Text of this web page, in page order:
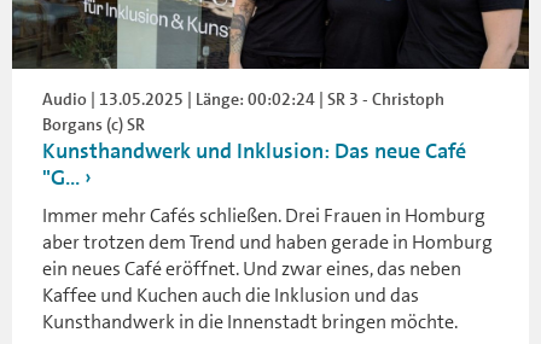
Audio | 13.05.2025 | Länge: 00:02:24 | SR 3 - Christoph
Borgans (c) SR
Kunsthandwerk und Inklusion: Das neue Café
"G...
Immer mehr Cafés schließen. Drei Frauen in Homburg
aber trotzen dem Trend und haben gerade in Homburg
ein neues Café eröffnet. Und zwar eines, das neben
Kaffee und Kuchen auch die Inklusion und das
Kunsthandwerk in die Innenstadt bringen möchte.